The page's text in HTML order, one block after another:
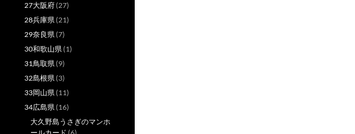
27大阪府(27)
28兵庫県(21)
29奈良県(7)
30和歌山県(1)
31鳥取県(9)
32島根県(3)
33岡山県(11)
34広島県(16)
大久野島うさぎのマンホ